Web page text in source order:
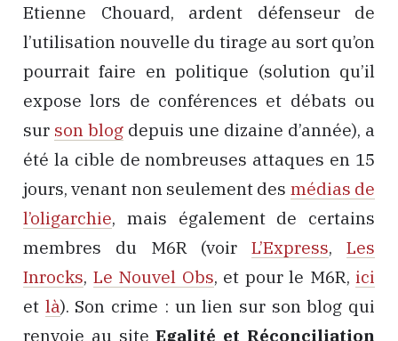
Etienne Chouard, ardent défenseur de
l’utilisation nouvelle du tirage au sort qu’on
pourrait faire en politique (solution qu’il
expose lors de conférences et débats ou
sur son blog depuis une dizaine d’année), a
été la cible de nombreuses attaques en 15
jours, venant non seulement des médias de
l’oligarchie, mais également de certains
membres du M6R (voirL’Express,Les
Inrocks, Le Nouvel Obs, et pour le M6R, ici
et là). Son crime : un lien sur son blog qui
renvoie au siteEgalité et Réconciliation